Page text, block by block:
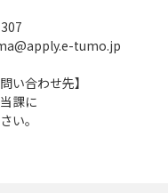
tumo.jp
い合わせ先】
課に
い。